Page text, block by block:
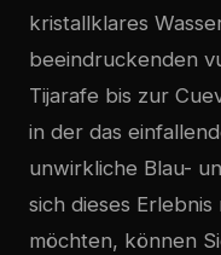
kristallklares
beeindruckenden
Tijarafe bis zur
in der das
unwirkliche Blau-
sich dieses
möchten, können